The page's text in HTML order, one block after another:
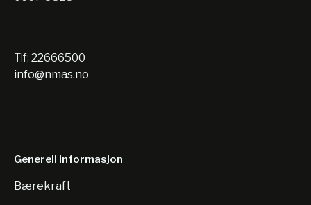
Tlf: 22666500
info@nmas.no
Generell informasjon
Bærekraft